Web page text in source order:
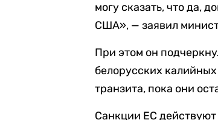
могу сказать, что да,
США», — заявил
При этом он
белорусских
транзита, пока они
Санкции ЕС